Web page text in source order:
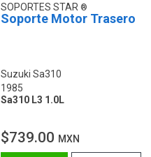
SOPORTES STAR
Soporte Motor Trasero
Suzuki Sa310
1985
Sa310 L3 1.0L
$739.00 MXN